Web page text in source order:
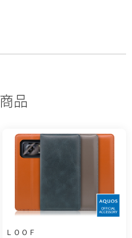
品
ＬＯＯＦ